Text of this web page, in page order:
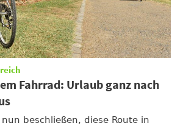
Fahrrad: Urlaub ganz nach
nun beschließen, diese Route in